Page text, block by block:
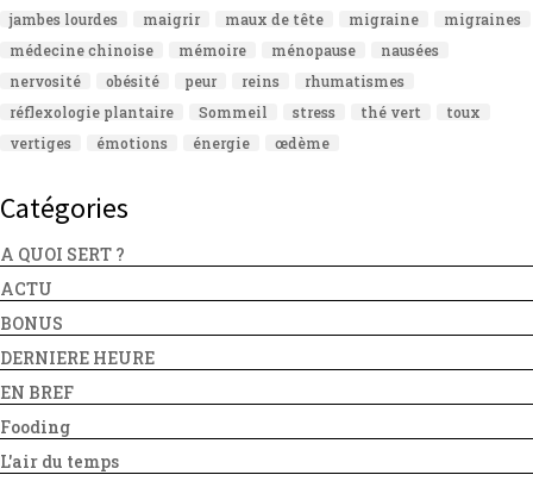
jambes lourdes
maigrir maux de tête migraine
migraines
médecine chinoise
mémoire ménopause
nausées
nervosité
obésité peur reins
rhumatismes
réflexologie plantaire
Sommeil stress thé vert
toux
vertiges
émotions énergie œdème
Catégories
A QUOI SERT ?
ACTU
BONUS
DERNIERE HEURE
EN BREF
Fooding
L'air du temps